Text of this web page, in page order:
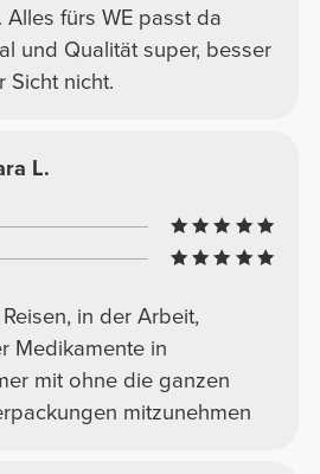
fürs WE passt da
und Qualität super, besser
Sicht nicht.
L.
in der Arbeit,
Medikamente in
mit ohne die ganzen
mitzunehmen